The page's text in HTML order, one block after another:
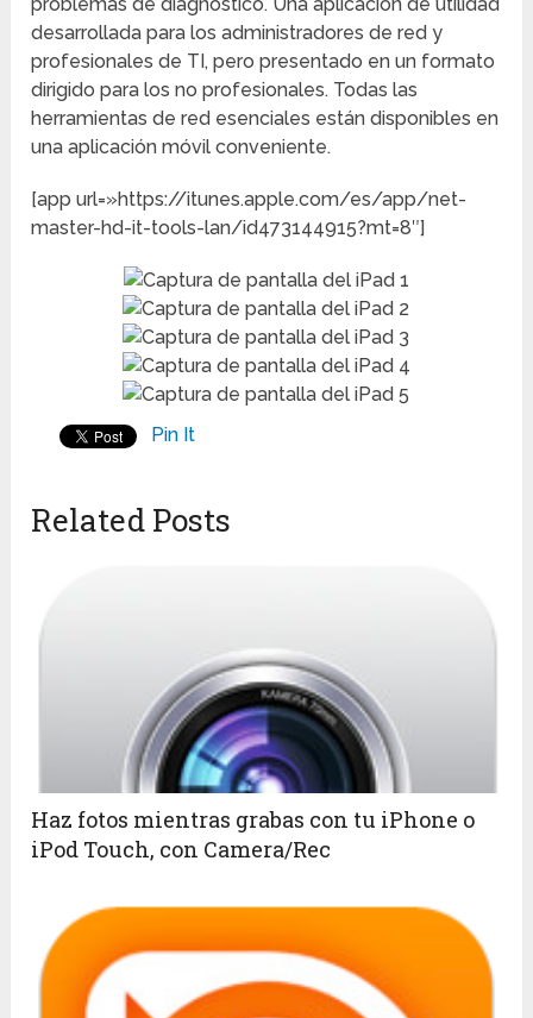
desarrollada para los administradores de red y
profesionales de TI, pero presentado en un formato
dirigido para los no profesionales. Todas las
herramientas de red esenciales están disponibles en
una aplicación móvil conveniente.
[app url=»https://itunes.apple.com/es/app/net-
master-hd-it-tools-lan/id473144915?mt=8″]
Pin It
Related Posts
Haz fotos mientras grabas con tu iPhone o
iPod Touch, con Camera/Rec